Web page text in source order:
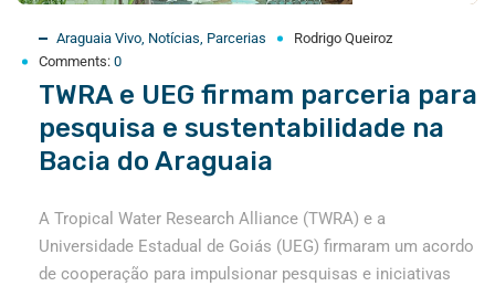
Araguaia Vivo, Notícias, Parcerias
Rodrigo Queiroz
Comments: 0
TWRA e UEG firmam parceria para
pesquisa e sustentabilidade na
Bacia do Araguaia
A Tropical Water Research Alliance (TWRA) e a
Universidade Estadual de Goiás (UEG) firmaram um acordo
de cooperação para impulsionar pesquisas e iniciativas